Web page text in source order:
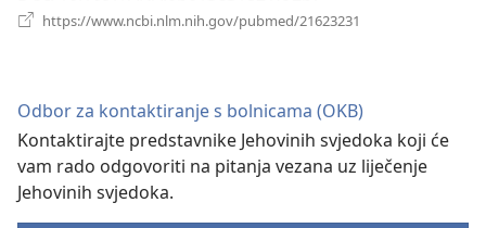
https://www.ncbi.nlm.nih.gov/pubmed/21623231
Odbor za kontaktiranje s bolnicama (OKB)
Kontaktirajte predstavnike Jehovinih svjedoka koji će
vam rado odgovoriti na pitanja vezana uz liječenje
Jehovinih svjedoka.